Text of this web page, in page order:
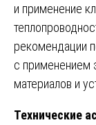
и применение
рекомендации
с применением
материалов и
Технические